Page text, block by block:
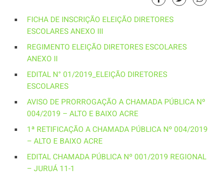
FICHA DE INSCRIÇÃO ELEIÇÃO DIRETORES
ESCOLARES ANEXO III
REGIMENTO ELEIÇÃO DIRETORES ESCOLARES
ANEXO II
EDITAL N° 01/2019_ELEIÇÃO DIRETORES
ESCOLARES
AVISO DE PRORROGAÇÃO A CHAMADA PÚBLICA Nº
004/2019 – ALTO E BAIXO ACRE
1ª RETIFICAÇÃO A CHAMADA PÚBLICA Nº 004/2019
– ALTO E BAIXO ACRE
EDITAL CHAMADA PÚBLICA Nº 001/2019 REGIONAL
– JURUÁ 11-1